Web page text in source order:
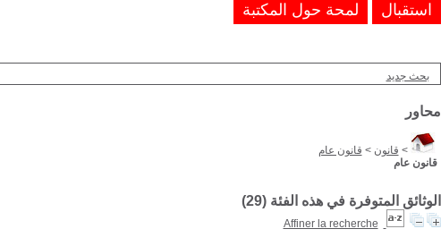
بحث جديد
محاور
> قانون > قانون عام
قانون عام
الوثائق المتوفرة في هذه الفئة (29
)
Affiner la recherche
استقبال لمحة حول المكتبة